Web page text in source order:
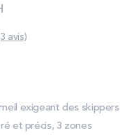
avis)
exigeant des skippers
et précis, 3 zones